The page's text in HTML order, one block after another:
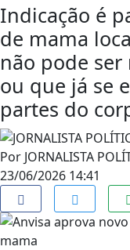
Indicação é
de mama
não pode
ou que já se
partes do
Por JORNALISTA
23/06/2026 14:41